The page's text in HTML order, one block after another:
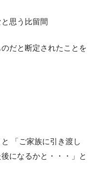
思う比留間
だと断定されたことを
「ご家族に引き渡し
になるかと・・・」と